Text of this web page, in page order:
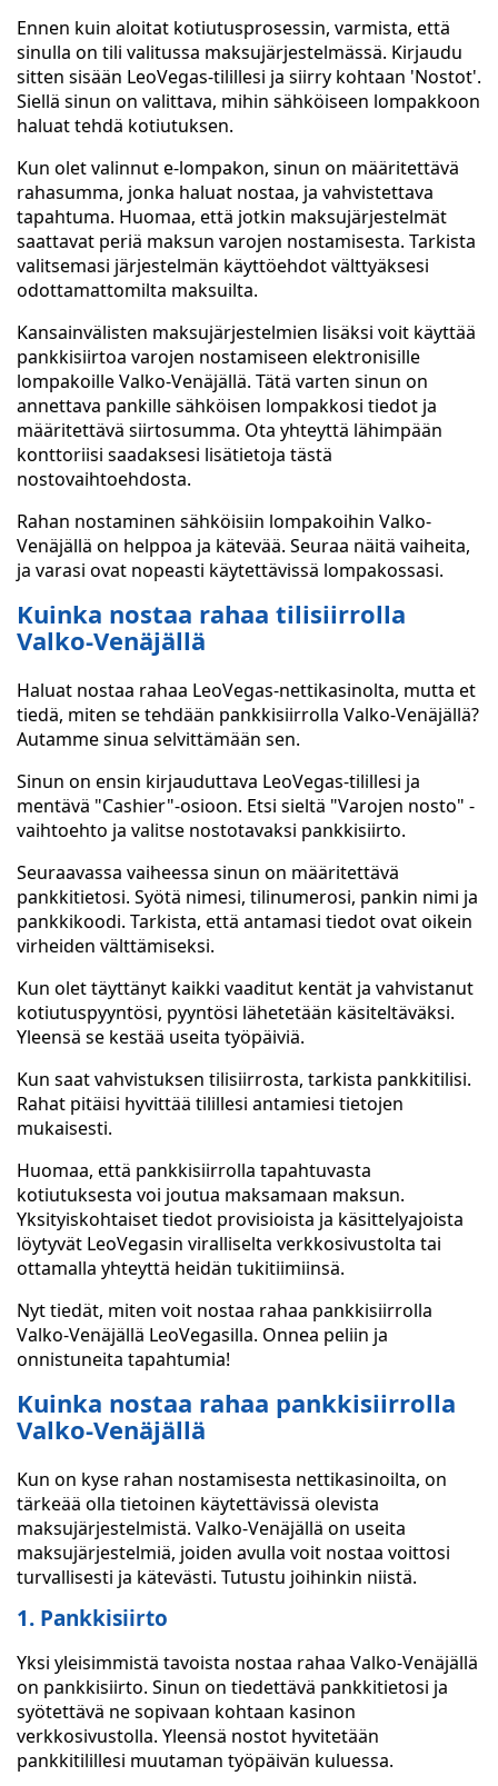
Ennen kuin aloitat kotiutusprosessin, varmista, että
sinulla on tili valitussa maksujärjestelmässä. Kirjaudu
sitten sisään LeoVegas-tilillesi ja siirry kohtaan 'Nostot'.
Siellä sinun on valittava, mihin sähköiseen lompakkoon
haluat tehdä kotiutuksen.
Kun olet valinnut e-lompakon, sinun on määritettävä
rahasumma, jonka haluat nostaa, ja vahvistettava
tapahtuma. Huomaa, että jotkin maksujärjestelmät
saattavat periä maksun varojen nostamisesta. Tarkista
valitsemasi järjestelmän käyttöehdot välttyäksesi
odottamattomilta maksuilta.
Kansainvälisten maksujärjestelmien lisäksi voit käyttää
pankkisiirtoa varojen nostamiseen elektronisille
lompakoille Valko-Venäjällä. Tätä varten sinun on
annettava pankille sähköisen lompakkosi tiedot ja
määritettävä siirtosumma. Ota yhteyttä lähimpään
konttoriisi saadaksesi lisätietoja tästä
nostovaihtoehdosta.
Rahan nostaminen sähköisiin lompakoihin Valko-
Venäjällä on helppoa ja kätevää. Seuraa näitä vaiheita,
ja varasi ovat nopeasti käytettävissä lompakossasi.
Kuinka nostaa rahaa tilisiirrolla
Valko-Venäjällä
Haluat nostaa rahaa LeoVegas-nettikasinolta, mutta et
tiedä, miten se tehdään pankkisiirrolla Valko-Venäjällä?
Autamme sinua selvittämään sen.
Sinun on ensin kirjauduttava LeoVegas-tilillesi ja
mentävä "Cashier"-osioon. Etsi sieltä "Varojen nosto" -
vaihtoehto ja valitse nostotavaksi pankkisiirto.
Seuraavassa vaiheessa sinun on määritettävä
pankkitietosi. Syötä nimesi, tilinumerosi, pankin nimi ja
pankkikoodi. Tarkista, että antamasi tiedot ovat oikein
virheiden välttämiseksi.
Kun olet täyttänyt kaikki vaaditut kentät ja vahvistanut
kotiutuspyyntösi, pyyntösi lähetetään käsiteltäväksi.
Yleensä se kestää useita työpäiviä.
Kun saat vahvistuksen tilisiirrosta, tarkista pankkitilisi.
Rahat pitäisi hyvittää tilillesi antamiesi tietojen
mukaisesti.
Huomaa, että pankkisiirrolla tapahtuvasta
kotiutuksesta voi joutua maksamaan maksun.
Yksityiskohtaiset tiedot provisioista ja käsittelyajoista
löytyvät LeoVegasin viralliselta verkkosivustolta tai
ottamalla yhteyttä heidän tukitiimiinsä.
Nyt tiedät, miten voit nostaa rahaa pankkisiirrolla
Valko-Venäjällä LeoVegasilla. Onnea peliin ja
onnistuneita tapahtumia!
Kuinka nostaa rahaa pankkisiirrolla
Valko-Venäjällä
Kun on kyse rahan nostamisesta nettikasinoilta, on
tärkeää olla tietoinen käytettävissä olevista
maksujärjestelmistä. Valko-Venäjällä on useita
maksujärjestelmiä, joiden avulla voit nostaa voittosi
turvallisesti ja kätevästi. Tutustu joihinkin niistä.
1. Pankkisiirto
Yksi yleisimmistä tavoista nostaa rahaa Valko-Venäjällä
on pankkisiirto. Sinun on tiedettävä pankkitietosi ja
syötettävä ne sopivaan kohtaan kasinon
verkkosivustolla. Yleensä nostot hyvitetään
pankkitilillesi muutaman työpäivän kuluessa.